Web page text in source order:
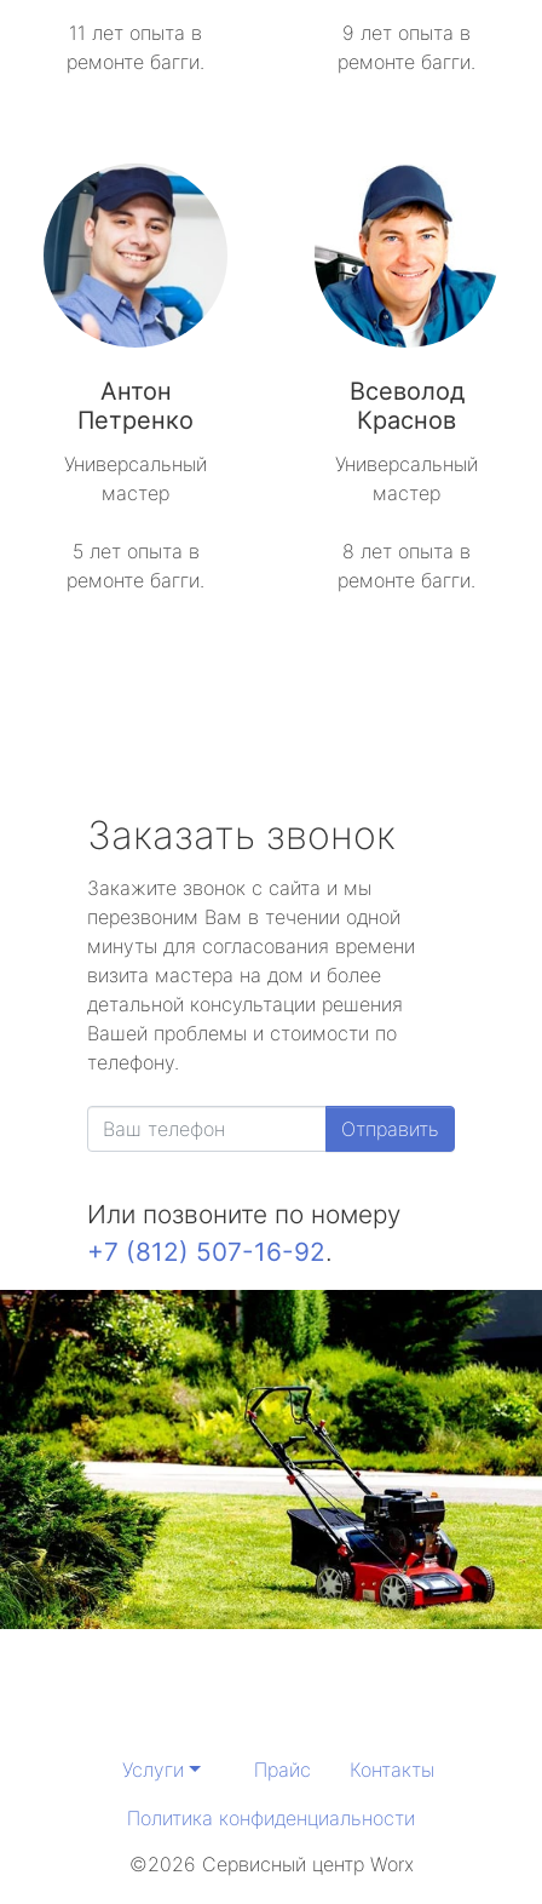
11 лет опыта в
ремонте багги.
9 лет опыта в
ремонте багги.
Антон
Петренко
Универсальный
мастер
5 лет опыта в
ремонте багги.
Всеволод
Краснов
Универсальный
мастер
8 лет опыта в
ремонте багги.
Заказать звонок
Закажите звонок с сайта и мы
перезвоним Вам в течении одной
минуты для согласования времени
визита мастера на дом и более
детальной консультации решения
Вашей проблемы и стоимости по
телефону.
Отправить
Или позвоните по номеру
+7 (812) 507-16-92.
Услуги Прайс
Контакты
Политика конфиденциальности
©2026 Сервисный центр Worx